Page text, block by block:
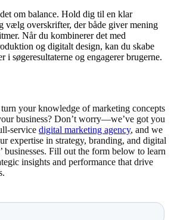
om balance. Hold dig til en klar
vælg overskrifter, der både giver mening
Når du kombinerer det med
og digitalt design, kan du skabe
i søgeresultaterne og engagerer brugerne.
your knowledge of marketing concepts
business? Don’t worry—we’ve got you
service digital marketing agency, and we
expertise in strategy, branding, and digital
businesses. Fill out the form below to learn
insights and performance that drive